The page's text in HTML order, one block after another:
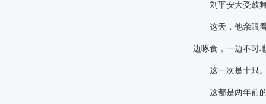
刘平安大受鼓舞
这天，他亲眼看
边啄食，一边不时
这一次是十只。
这都是两年前的